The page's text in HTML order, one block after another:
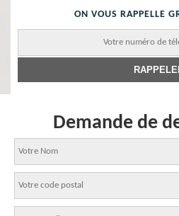
ON VOUS RAPPELLE
Demande de